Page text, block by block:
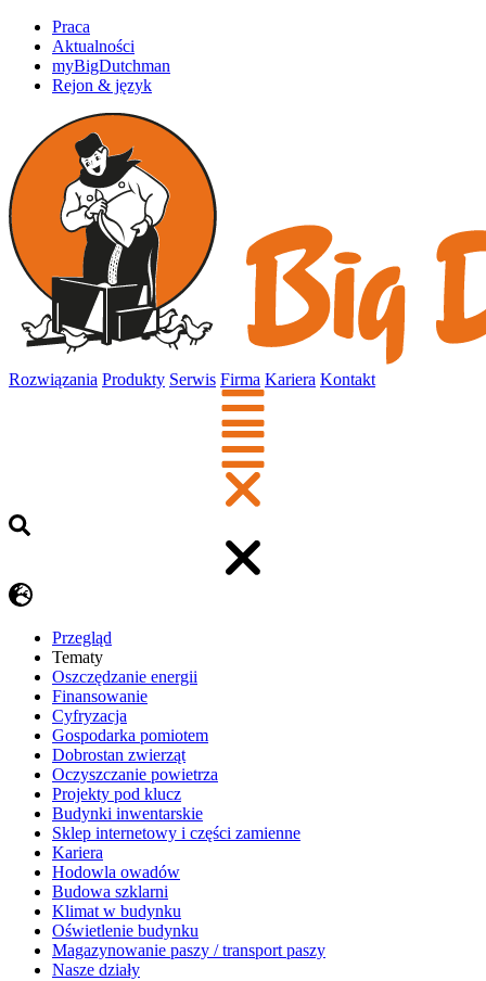
Praca
Aktualności
myBigDutchman
Rejon & język
Rozwiązania Produkty Serwis Firma Kariera Kontakt
Przegląd
Tematy
​Oszczędzanie energii
Finansowanie
Cyfryzacja
Gospodarka pomiotem
Dobrostan zwierząt
Oczyszczanie powietrza
Projekty pod klucz
Budynki inwentarskie
Sklep internetowy i części zamienne
Kariera
Hodowla owadów
Budowa szklarni
Klimat w budynku
Oświetlenie budynku
Magazynowanie paszy / transport paszy
Nasze działy